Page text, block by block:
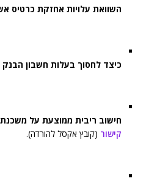
השוואת עלויות אחזקת כרטיס
כיצד לחסוך בעלות חשבון הבנק
חישוב ריבית ממוצעת על
קישור (קובץ אקסל להורדה).